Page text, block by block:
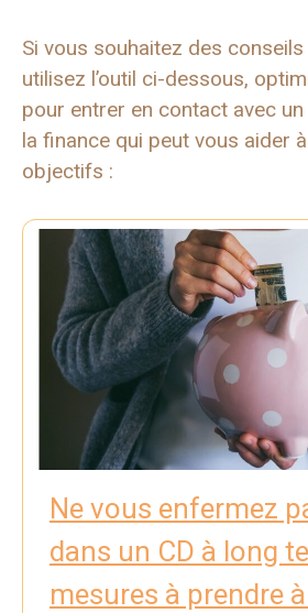
Si vous souhaitez des
utilisez l’outil ci-dessous,
pour entrer en contact avec
la finance qui peut vous aider
objectifs :
Ne vous enfermez
dans un CD à long
mesures à prendre